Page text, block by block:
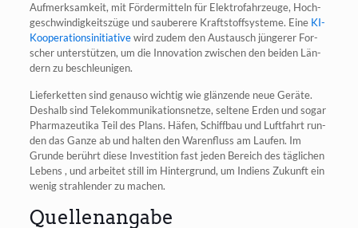
Auf­merk­sam­keit, mit För­der­mit­teln für Elek­tro­fahr­zeu­ge, Hoch­
ge­schwin­dig­keits­zü­ge und sau­be­re­re Kraft­stoff­sys­te­me. Eine KI-
Koope­ra­ti­ons­in­itia­ti­vewird zudem den Aus­tausch jün­ge­rer For­
scher unter­stüt­zen, um die Inno­va­ti­on zwi­schen den bei­den Län­
dern zu beschleunigen.
Lie­fer­ket­ten sind genau­so wich­tig wie glän­zen­de neue Gerä­te.
Des­halb sind Tele­kom­mu­ni­ka­ti­ons­net­ze, sel­te­ne Erden und sogar
Phar­ma­zeu­ti­ka Teil des Plans. Häfen, Schiff­bau und Luft­fahrt run­
den das Gan­ze ab und hal­ten den Waren­fluss am Lau­fen. Im
Grun­de berührt die­se Inves­ti­ti­on fast jeden Bereich des täg­li­chen
Lebens , und arbei­tet still im Hin­ter­grund, um Indi­ens Zukunft ein
wenig strah­len­der zu machen.
Quellenangabe